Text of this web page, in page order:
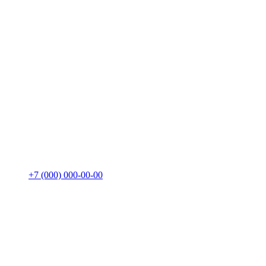
+7 (000) 000-00-00